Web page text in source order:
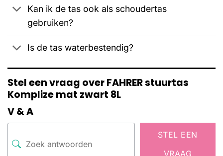
Kan ik de tas ook als schoudertas
gebruiken?
Is de tas waterbestendig?
Stel een vraag over FAHRER stuurtas
Komplize mat zwart 8L
V & A
STEL EEN
VRAAG